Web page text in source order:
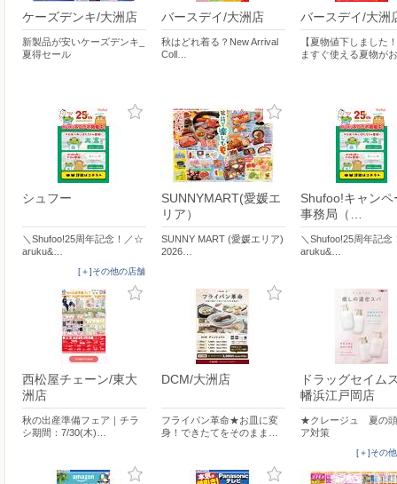
ケーズデンキ/大洲店
新製品が安いケーズデンキ_
夏得セール
バースデイ/大洲店
秋はどれ着る？New Arrival
Coll…
バースデイ/大洲
【夏物値下しました
ますぐ使える夏物が
シュフー
＼Shufoo!25周年記念！／☆
aruku&…
[＋]その他の店舗
SUNNYMART(愛媛エ
リア）
SUNNY MART (愛媛エリア)
2026…
Shufoo!キャンペ
事務局（…
＼Shufoo!25周年記
aruku&…
西松屋チェーン/東大
洲店
秋の出産準備フェア｜チラ
シ期間：7/30(木)…
DCM/大洲店
フライパン革命★お皿に変
身！できたてをそのまま…
ドラッグセイ
幡浜江戸岡店
★クレージュ 夏の
ア対策
[＋]その